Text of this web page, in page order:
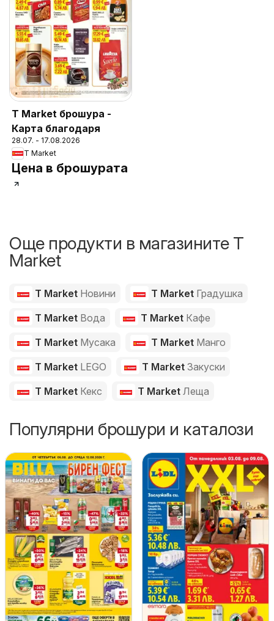
T Market брошура -
Карта благодаря
28.07. - 17.08.2026
T Market
Цена в брошурата
Още продукти в магазините T
Market
T Market Новини T Market Градушка
T Market Вода T Market Кафе
T Market Мусака T Market Манго
T Market LEGO T Market Закуски
T Market Кекс T Market Леща
Популярни брошури и каталози